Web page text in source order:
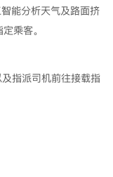
智能分析天气及路面挤
乘客。
及指派司机前往接载指